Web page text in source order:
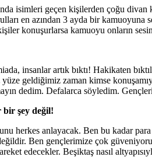
isimleri geçen kişilerden çoğu
en azından 3 ayda bir
konuşurlarsa kamuoyu onların
insanlar artık bıktı! Hakikaten
geldiğimiz zaman kimse
dedim. Defalarca söyledim.
şey değil!
herkes anlayacak. Ben bu kadar
Ben gençlerimize çok
edecekler. Beşiktaş nasıl